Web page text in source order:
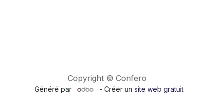
Copyright © Confero
Généré par - Créer un site web gratuit